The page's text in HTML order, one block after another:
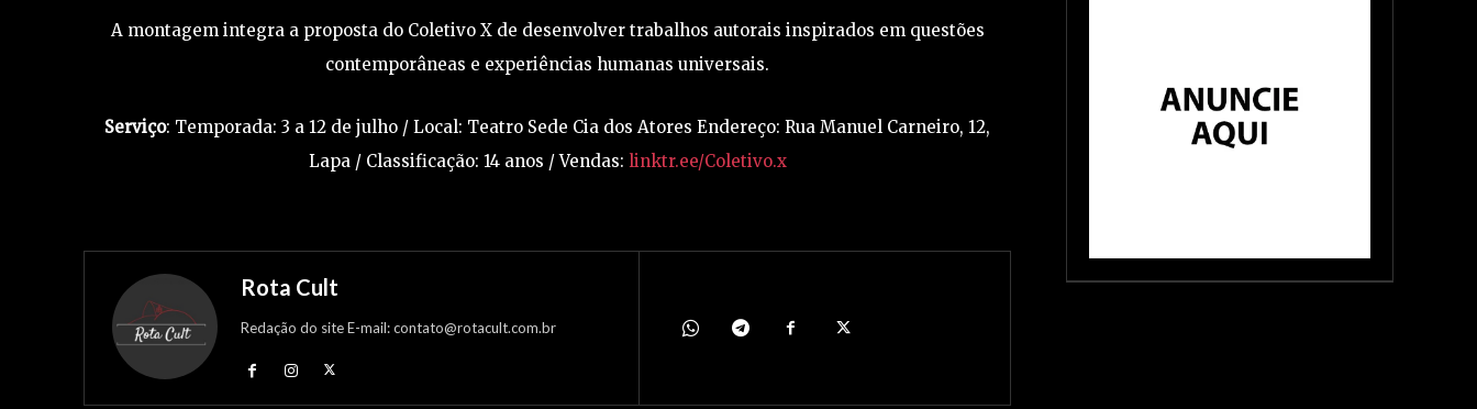
A montagem integra a proposta do Coletivo X de desenvolver trabalhos autorais inspirados em questões
contemporâneas e experiências humanas universais.
Serviço: Temporada: 3 a 12 de julho / Local: Teatro Sede Cia dos Atores Endereço: Rua Manuel Carneiro, 12,
Lapa / Classificação: 14 anos / Vendas: linktr.ee/Coletivo.x
Rota Cult
Redação do site E-mail: contato@rotacult.com.br